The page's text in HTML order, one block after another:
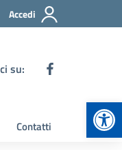
Accedi
su:
Contatti